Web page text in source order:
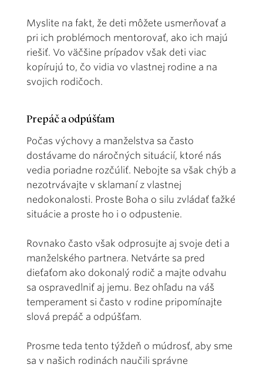
Myslite na fakt, že deti môžete usmerňovať a
pri ich problémoch mentorovať, ako ich majú
riešiť. Vo väčšine prípadov však deti viac
kopírujú to, čo vidia vo vlastnej rodine a na
svojich rodičoch.
Prepáč a odpúšťam
Počas výchovy a manželstva sa často
dostávame do náročných situácií, ktoré nás
vedia poriadne rozčúliť. Nebojte sa však chýb a
nezotrvávajte v sklamaní z vlastnej
nedokonalosti. Proste Boha o silu zvládať ťažké
situácie a proste ho i o odpustenie.
Rovnako často však odprosujte aj svoje deti a
manželského partnera. Netvárte sa pred
dieťaťom ako dokonalý rodič a majte odvahu
sa ospravedlniť aj jemu. Bez ohľadu na váš
temperament si často v rodine pripomínajte
slová prepáč a odpúšťam.
Prosme teda tento týždeň o múdrosť, aby sme
sa v našich rodinách naučili správne